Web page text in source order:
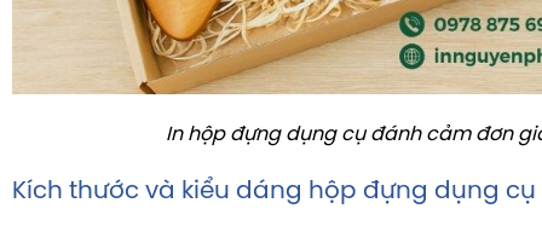
In hộp đựng dụng cụ đánh cảm đơn
Kích thước và kiểu dáng hộp đựng dụng